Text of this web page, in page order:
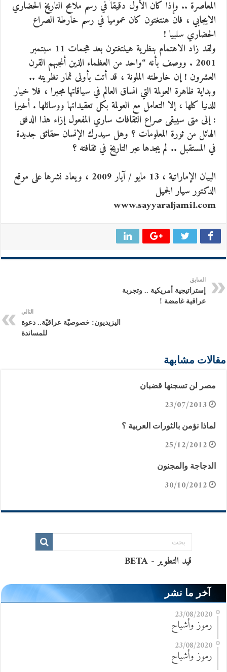
المعاصرة .. وإذا كان الأول دقيقا في رسم ملامح التاريخ الحضاري
الايجابي ، فان هنتغتون كان عموميا في رسم خارطة الصراع
الحضاري سلبيا !
ولقد زاد الاهتمام بنظرية هينتغتون بعد هجمات 11 سبتمبر
2001 . ووصف بأنه “واحد من العظماء الذين أنجبهم القرن
العشرون ! إن خارطته الملونة ، قد أتت بأولى ثمار نظريته ..
وبداية ظاهرة العولمة التي انساق العالم في سياقاتها مجبرا ، فلا خيار
للدنيا كلها ، إلا التعامل مع العولمة بكل تعقيداتها ووسائلها . أخيرا
: إلى متى سيبقى صراع الثقافات ساري المفعول إزاء هذا الدفق
الهائل من ثورة المعلومات ؟ وهل سيدرك الإنسان حقائق جديدة
في المستقبل .. لم يجدها عبر التاريخ في ثقافته ؟
البيان الإماراتية ، 13 مايو / آيار 2009 ، ويعاد نشرها على موقع
الدكتور سيار الجميل
www.sayyaraljamil.com
السابق
إستراتيجية أمريكية .. وتجربة
عراقية غامضة !
التالي
اليزيديون: خصوصيّة عراقيّة.. دعوة
للمساندة
مقالات مشابهة
مصر لن تسجنها قضبان
23/07/2013
لماذا نؤمن بالثورات العربية ؟
25/12/2012
الدجاجة والمجنون
30/10/2012
آخر ما نشر
23/08/2020
رموز وأشباح
23/08/2020
رموز وأشباح